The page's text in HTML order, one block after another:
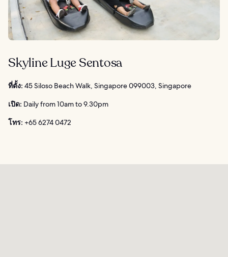
Skyline Luge Sentosa
ที่ตั้ง: 45 Siloso Beach Walk, Singapore 099003, Singapore
เปิด: Daily from 10am to 9.30pm
โทร: +65 6274 0472